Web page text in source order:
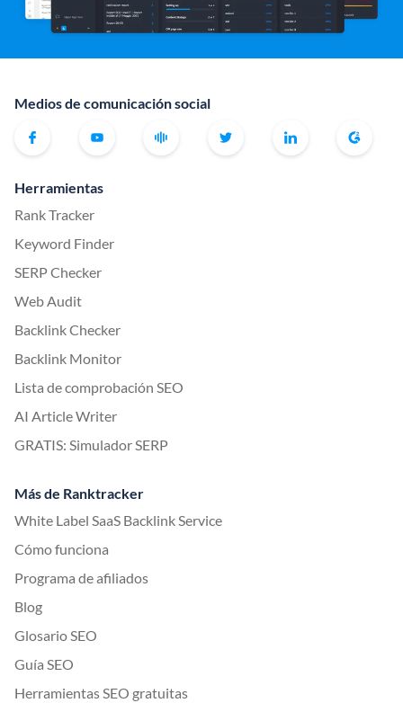
Medios de comunicación social
Herramientas
Rank Tracker
Keyword Finder
SERP Checker
Web Audit
Backlink Checker
Backlink Monitor
Lista de comprobación SEO
AI Article Writer
GRATIS: Simulador SERP
Más de Ranktracker
White Label SaaS Backlink Service
Cómo funciona
Programa de afiliados
Blog
Glosario SEO
Guía SEO
Herramientas SEO gratuitas